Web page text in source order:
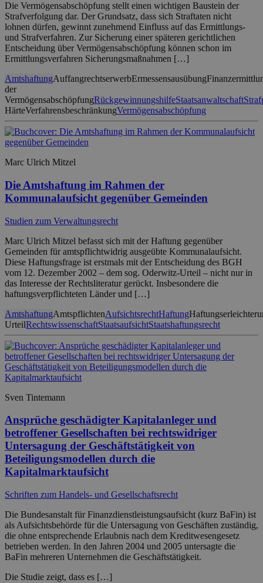
Die Vermögensabschöpfung stellt einen wichtigen Baustein der
Strafverfolgung dar. Der Grundsatz, dass sich Straftaten nicht
lohnen dürfen, gewinnt zunehmend Einfluss auf das Ermittlungs-
und Strafverfahren. Zur Sicherung einer späteren gerichtlichen
Entscheidung über Vermögensabschöpfung können schon im
Ermittlungsverfahren Sicherungsmaßnahmen […]
AmtshaftungAuffangrechtserwerbErmessensausübung
der
VermögensabschöpfungRückgewinnungshilfeStaatsanwaltschaft
HärteVerfahrensbeschränkungVermögensabschöpfung
Marc Ulrich Mitzel
Die Amtshaftung im Rahmen der
Kommunalaufsicht gegenüber Gemeinden
Studien zum Verwaltungsrecht
Marc Ulrich Mitzel befasst sich mit der Haftung gegenüber
Gemeinden für amtspflichtwidrig ausgeübte Kommunalaufsicht.
Diese Haftungsfrage ist erstmals mit der Entscheidung des BGH
vom 12. Dezember 2002 – dem sog. Oderwitz-Urteil – nicht nur in
das Interesse der Rechtsliteratur gerückt. Insbesondere die
haftungsverpflichteten Länder und […]
AmtshaftungAmtspflichtenAufsichtsrechtHaftung
UrteilRechtswissenschaftStaatsaufsichtStaatshaftungsrecht
Sven Tintemann
Ansprüche geschädigter Kapitalanleger und
betroffener Gesellschaften bei rechtswidriger
Untersagung der Geschäftstätigkeit von
Beteiligungsmodellen durch die
Kapitalmarktaufsicht
Schriften zum Handels- und Gesellschaftsrecht
Die Bundesanstalt für Finanzdienstleistungsaufsicht (kurz BaFin) ist
als Aufsichtsbehörde für die Untersagung von Geschäften zuständig,
die ohne entsprechende Erlaubnis nach dem Kreditwesengesetz
betrieben werden. In den Jahren 2004 und 2005 untersagte die
BaFin mehreren Unternehmen die Geschäftstätigkeit.
Die Studie zeigt, dass es […]